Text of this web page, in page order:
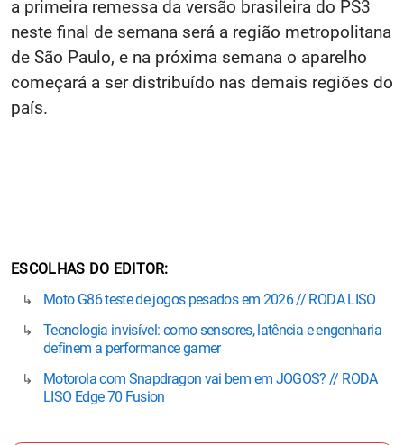
a primeira remessa da versão brasileira do PS3
neste final de semana será a região metropolitana
de São Paulo, e na próxima semana o aparelho
começará a ser distribuído nas demais regiões do
país.
ESCOLHAS DO EDITOR
Moto G86 teste de jogos pesados em 2026 // RODA LISO
Tecnologia invisível: como sensores, latência e engenharia
definem a performance gamer
Motorola com Snapdragon vai bem em JOGOS? // RODA
LISO Edge 70 Fusion